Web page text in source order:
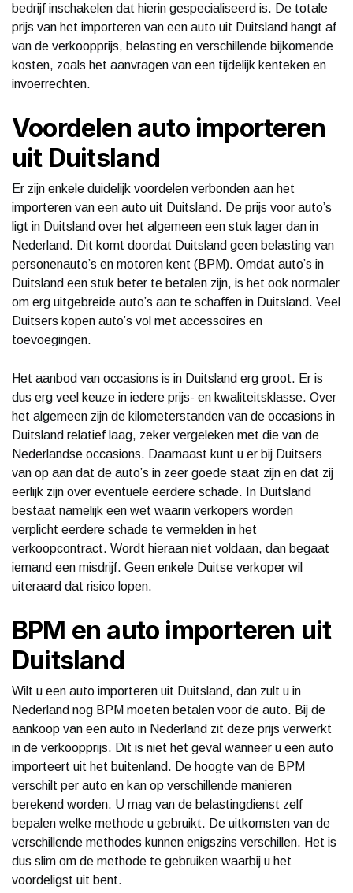
bedrijf inschakelen dat hierin gespecialiseerd is. De totale
prijs van het importeren van een auto uit Duitsland hangt af
van de verkoopprijs, belasting en verschillende bijkomende
kosten, zoals het aanvragen van een tijdelijk kenteken en
invoerrechten.
Voordelen auto importeren
uit Duitsland
Er zijn enkele duidelijk voordelen verbonden aan het
importeren van een auto uit Duitsland. De prijs voor auto’s
ligt in Duitsland over het algemeen een stuk lager dan in
Nederland. Dit komt doordat Duitsland geen belasting van
personenauto’s en motoren kent (BPM). Omdat auto’s in
Duitsland een stuk beter te betalen zijn, is het ook normaler
om erg uitgebreide auto’s aan te schaffen in Duitsland. Veel
Duitsers kopen auto’s vol met accessoires en
toevoegingen.
Het aanbod van occasions is in Duitsland erg groot. Er is
dus erg veel keuze in iedere prijs- en kwaliteitsklasse. Over
het algemeen zijn de kilometerstanden van de occasions in
Duitsland relatief laag, zeker vergeleken met die van de
Nederlandse occasions. Daarnaast kunt u er bij Duitsers
van op aan dat de auto’s in zeer goede staat zijn en dat zij
eerlijk zijn over eventuele eerdere schade. In Duitsland
bestaat namelijk een wet waarin verkopers worden
verplicht eerdere schade te vermelden in het
verkoopcontract. Wordt hieraan niet voldaan, dan begaat
iemand een misdrijf. Geen enkele Duitse verkoper wil
uiteraard dat risico lopen.
BPM en auto importeren uit
Duitsland
Wilt u een auto importeren uit Duitsland, dan zult u in
Nederland nog BPM moeten betalen voor de auto. Bij de
aankoop van een auto in Nederland zit deze prijs verwerkt
in de verkoopprijs. Dit is niet het geval wanneer u een auto
importeert uit het buitenland. De hoogte van de BPM
verschilt per auto en kan op verschillende manieren
berekend worden. U mag van de belastingdienst zelf
bepalen welke methode u gebruikt. De uitkomsten van de
verschillende methodes kunnen enigszins verschillen. Het is
dus slim om de methode te gebruiken waarbij u het
voordeligst uit bent.